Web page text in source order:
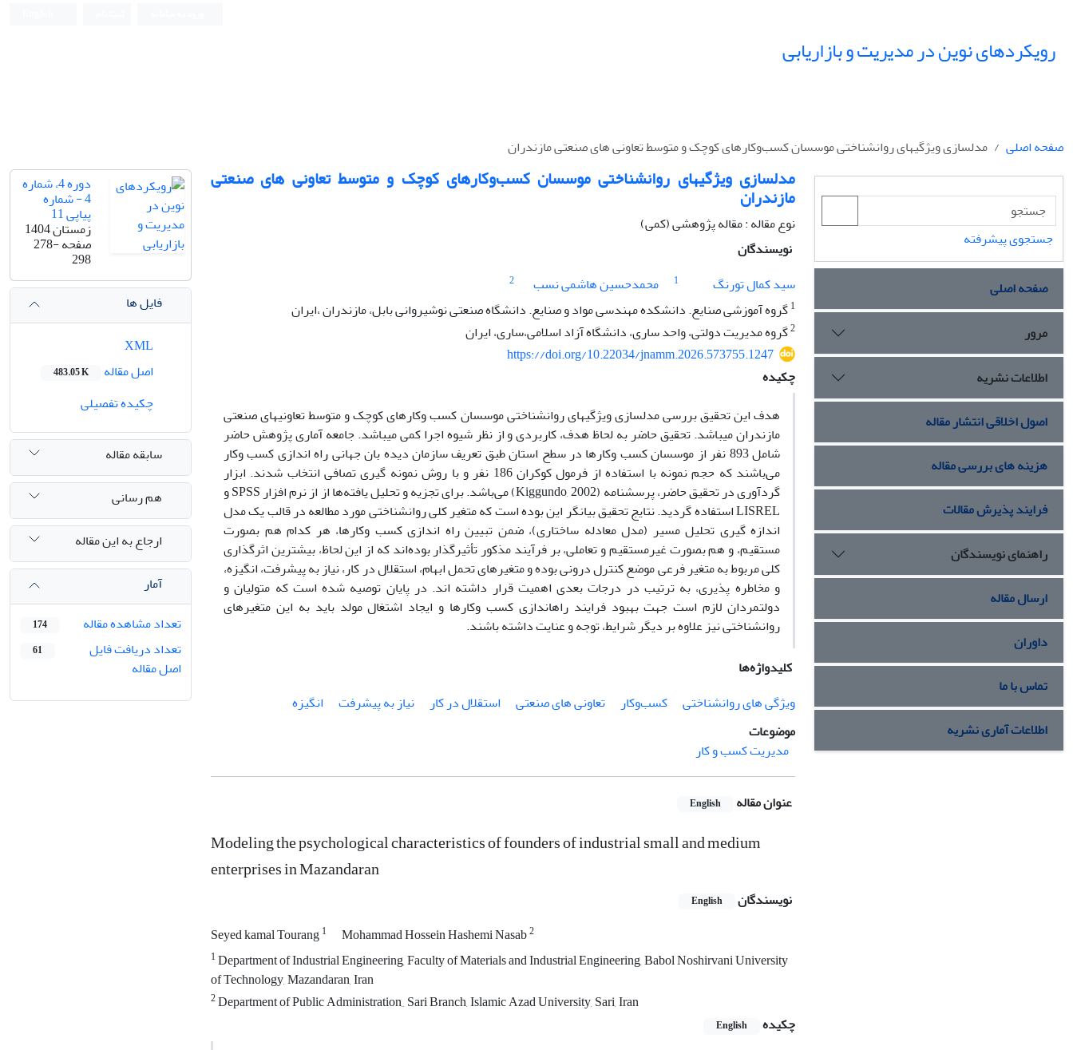
رویکردهای نوین در مدیریت و بازاریابی
صفحه اصلی مدلسازی ویژگی‎های روانشناختی موسسان کسب‌وکارهای کوچک و متوسط تعاونی های صنعتی مازندران
مدلسازی ویژگی‎های روانشناختی موسسان کسب‌وکارهای کوچک و متوسط تعاونی های صنعتی
مازندران
نوع مقاله : مقاله پژوهشی (کمی)
نویسندگان
سید کمال تورنگ
1 محمدحسین هاشمی نسب
2
1گروه آموزشی صنایع. دانشکده مهندسی مواد و صنایع. دانشگاه صنعتی نوشیروانی بابل، مازندران ،ایران
2گروه مدیریت دولتی، واحد ساری، دانشگاه آزاد اسلامی،ساری، ایران
https://doi.org/10.22034/jnamm.2026.573755.1247
چکیده
هدف این تحقیق بررسی مدلسازی ویژگی‎های روانشناختی موسسان کسب وکارهای کوچک و متوسط تعاونیهای صنعتی
مازندران می‎باشد. تحقیق حاضر به لحاظ هدف، کاربردی و از نظر شیوه اجرا کمی می‎باشد. جامعه آماری پژوهش حاضر
شامل 893 نفر از موسسان کسب وکارها در سطح استان طبق تعریف سازمان دیده بان جهانی راه اندازی کسب وکار
می‌باشند که حجم نمونه با استفاده از فرمول کوکران 186 نفر و با روش نمونه گیری تصافی انتخاب شدند. ابزار
گردآوری در تحقیق حاضر، پرسشنامه (Kiggundo, 2002) می‌باشد. برای تجزیه و تحلیل یافته‌ها از از نرم افزار SPSS و
LISREL استفاده گردید. نتایج تحقیق بیانگر این بوده است که متغیر کلی روانشناختی مورد مطالعه در قالب یک مدل
اندازه گیری تحلیل مسیر (مدل معادله ساختاری)، ضمن تبیین راه اندازی کسب وکارها، هر کدام هم بصورت
مستقیم، و هم بصورت غیرمستقیم و تعاملی، بر فرآیند مذکور تأثیرگذار بوده‌اند که از این لحاظ، بیشترین اثرگذاری
کلی مربوط به متغیر فرعی موضع کنترل درونی بوده و متغیرهای تحمل ابهام، استقلال در کار، نیاز به پیشرفت، انگیزه،
و مخاطره پذیری، به ترتیب در درجات بعدی اهمیت قرار داشته اند. در پایان توصیه شده است که متولیان و
دولتمردان لازم است جهت بهبود فرایند راه‎اندازی کسب وکارها و ایجاد اشتغال مولد باید به این متغیرهای
روانشناختی نیز علاوه بر دیگر شرایط، توجه و عنایت داشته باشند.
کلیدواژه‌ها
ویژگی های روانشناختی
کسب‌وکار تعاونی های صنعتی استقلال در کار نیاز به پیشرفت
انگیزه
موضوعات
مدیریت کسب و کار
عنوان مقاله English
Modeling the psychological characteristics of founders of industrial small and medium
enterprises in Mazandaran
نویسندگان English
Seyed kamal Tourang1 Mohammad Hossein Hashemi Nasab2
1Department of Industrial Engineering, Faculty of Materials and Industrial Engineering, Babol Noshirvani University
of Technology, Mazandaran, Iran
2Department of Public Administration,, Sari Branch, Islamic Azad University, Sari, Iran
چکیده
English
دوره 4، شماره
4 - شماره
پیاپی 11
زمستان 1404
صفحه278-
298
فایل ها
اصل مقاله
483.05 K
چکیده تفصیلی
سابقه مقاله
هم رسانی
ارجاع به این مقاله
آمار
تعداد مشاهده مقاله
174
تعداد دریافت فایل
اصل مقاله
61
جستجوی پیشرفته
صفحه اصلی
مرور
اطلاعات نشریه
اصول اخلاقی انتشار مقاله
هزینه های بررسی مقاله
فرایند پذیرش مقالات
راهنمای نویسندگان
ارسال مقاله
داوران
تماس با ما
اطلاعات آماری نشریه